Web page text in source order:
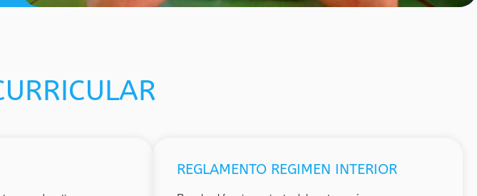
REGLAMENTO REGIMEN INTERIOR